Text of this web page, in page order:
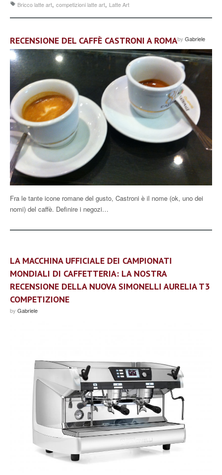
Bricco latte art, competizioni latte art, Latte Art
RECENSIONE DEL CAFFÈ CASTRONI A ROMAby Gabriele
Fra le tante icone romane del gusto, Castroni è il nome (ok, uno dei
nomi) del caffè. Definire i negozi…
LA MACCHINA UFFICIALE DEI CAMPIONATI
MONDIALI DI CAFFETTERIA: LA NOSTRA
RECENSIONE DELLA NUOVA SIMONELLI AURELIA T3
COMPETIZIONE
by Gabriele